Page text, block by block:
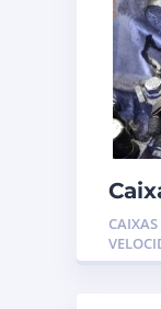
CAIXAS